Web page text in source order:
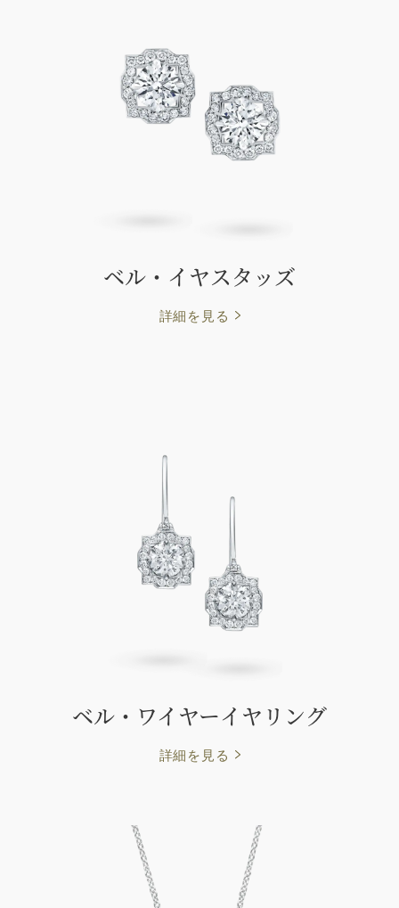
ベル・イヤスタッズ
詳細を見る
ベル・ワイヤーイヤリング
詳細を見る